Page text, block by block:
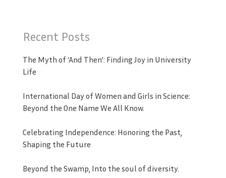
Recent Posts
The Myth of ‘And Then’: Finding Joy in University
Life
International Day of Women and Girls in Science:
Beyond the One Name We All Know.
Celebrating Independence: Honoring the Past,
Shaping the Future
Beyond the Swamp, Into the soul of diversity.